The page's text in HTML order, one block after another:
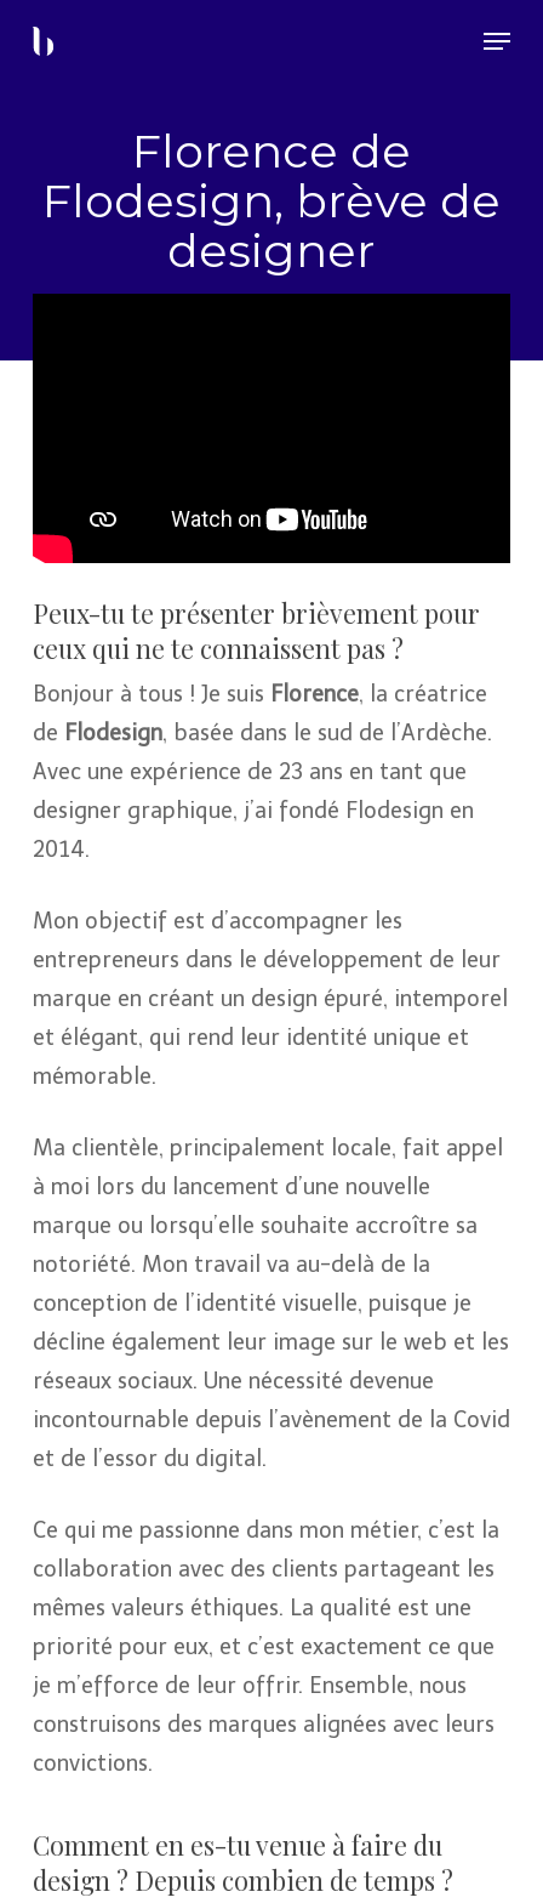
Menu
Florence de
Flodesign, brève de
designer
Peux-tu te présenter brièvement pour
ceux qui ne te connaissent pas ?
Bonjour à tous ! Je suis Florence, la créatrice
de Flodesign, basée dans le sud de l’Ardèche.
Avec une expérience de 23 ans en tant que
designer graphique, j’ai fondé Flodesign en
2014.
Mon objectif est d’accompagner les
entrepreneurs dans le développement de leur
marque en créant un design épuré, intemporel
et élégant, qui rend leur identité unique et
mémorable.
Ma clientèle, principalement locale, fait appel
à moi lors du lancement d’une nouvelle
marque ou lorsqu’elle souhaite accroître sa
notoriété. Mon travail va au-delà de la
conception de l’identité visuelle, puisque je
décline également leur image sur le web et les
réseaux sociaux. Une nécessité devenue
incontournable depuis l’avènement de la Covid
et de l’essor du digital.
Ce qui me passionne dans mon métier, c’est la
collaboration avec des clients partageant les
mêmes valeurs éthiques. La qualité est une
priorité pour eux, et c’est exactement ce que
je m’efforce de leur offrir. Ensemble, nous
construisons des marques alignées avec leurs
convictions.
Comment en es-tu venue à faire du
design ? Depuis combien de temps ?